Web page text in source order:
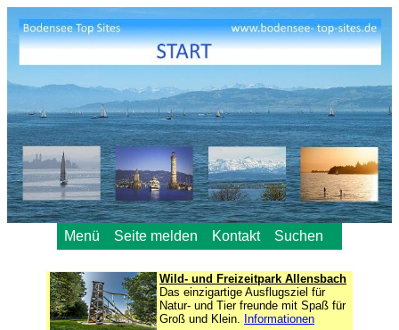
Menü Seite melden Kontakt Suchen
Wild- und Freizeitpark Allensbach
Das einzigartige Ausflugsziel für
Natur- und Tier freunde mit Spaß für
Groß und Klein. Informationen